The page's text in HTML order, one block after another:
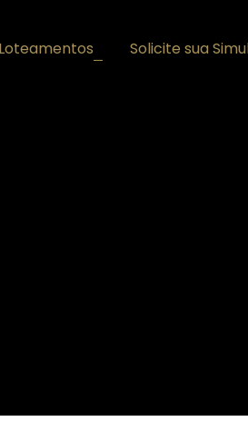
Solicite sua
Loteamentos